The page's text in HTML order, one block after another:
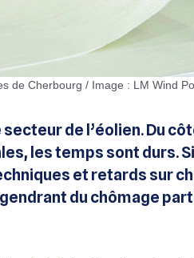
de Cherbourg / Image : LM Wind
de l’éolien. Du
les temps sont durs.
et retards sur
du chômage